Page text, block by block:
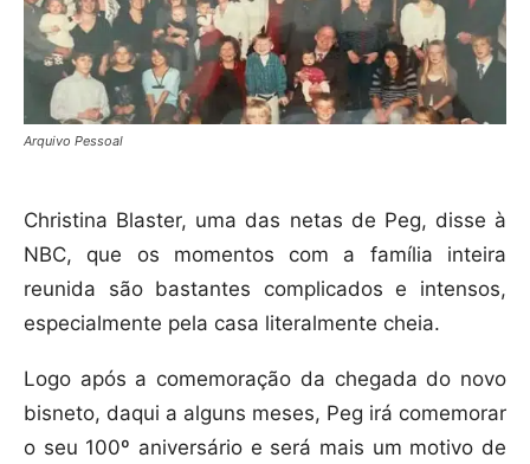
Arquivo Pessoal
Christina Blaster, uma das netas de Peg, disse à
NBC, que os momentos com a família inteira
reunida são bastantes complicados e intensos,
especialmente pela casa literalmente cheia.
Logo após a comemoração da chegada do novo
bisneto, daqui a alguns meses, Peg irá comemorar
o seu 100º aniversário e será mais um motivo de